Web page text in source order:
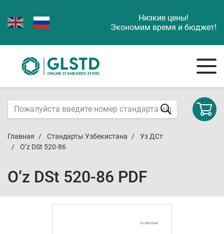
Низкие цены!
Экономим время и бюджет!
Главная Стандарты Узбекистана
Уз ДСт
O’z DSt 520-86
O’z DSt 520-86 PDF